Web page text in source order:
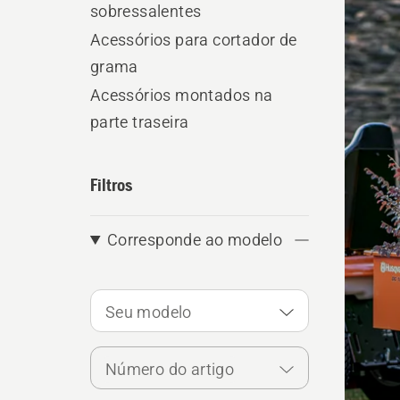
sobressalentes
Acessórios para cortador de
grama
Acessórios montados na
parte traseira
Filtros
Corresponde ao modelo
Seu modelo
Número do artigo